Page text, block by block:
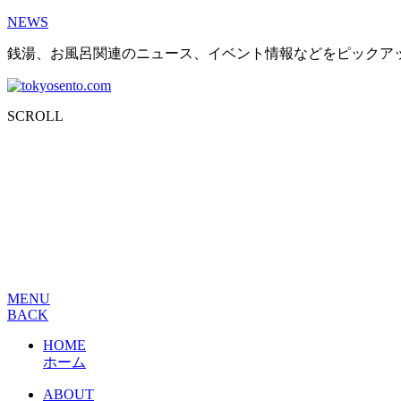
NEWS
銭湯、お風呂関連のニュース、イベント情報などをピックア
SCROLL
MENU
BACK
HOME
ホーム
ABOUT